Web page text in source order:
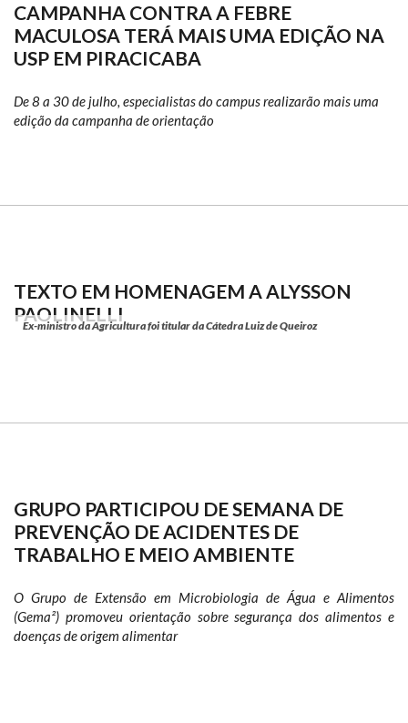
CAMPANHA CONTRA A FEBRE
MACULOSA TERÁ MAIS UMA EDIÇÃO NA
USP EM PIRACICABA
De 8 a 30 de julho, especialistas do campus realizarão mais uma
edição da campanha de orientação
TEXTO EM HOMENAGEM A ALYSSON
PAOLINELLI
Ex-ministro da Agricultura foi titular da Cátedra Luiz de Queiroz
GRUPO PARTICIPOU DE SEMANA DE
PREVENÇÃO DE ACIDENTES DE
TRABALHO E MEIO AMBIENTE
O Grupo de Extensão em Microbiologia de Água e Alimentos
(Gema²) promoveu orientação sobre segurança dos alimentos e
doenças de origem alimentar